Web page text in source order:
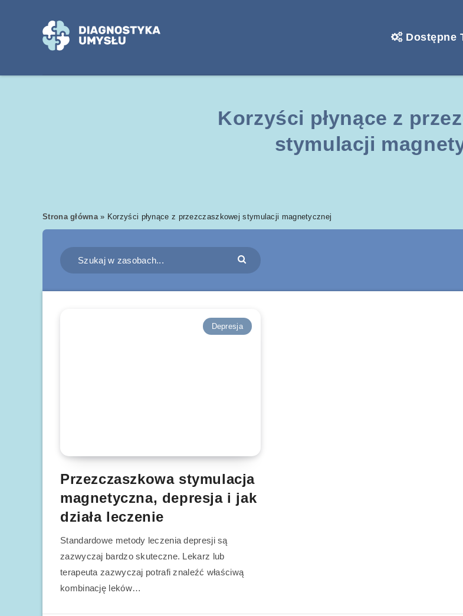
Dostępne
Korzyści płynące z
stymulacji
Strona główna» Korzyści płynące z przezczaszkowej stymulacji magnetycznej
Depresja
Przezczaszkowa stymulacja
magnetyczna, depresja i jak
działa leczenie
Standardowe metody leczenia depresji są
zazwyczaj bardzo skuteczne. Lekarz lub
terapeuta zazwyczaj potrafi znaleźć właściwą
kombinację leków…